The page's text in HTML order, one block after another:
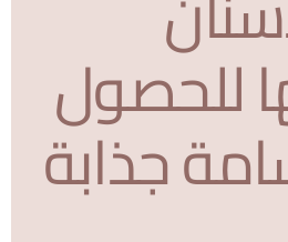
للحصول
جذابة